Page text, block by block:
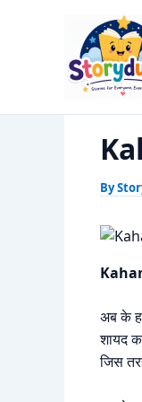
Home
By
अब के
शायद
जिस